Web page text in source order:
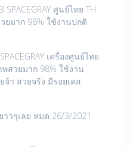
SPACEGRAY ศูนย์ไทย TH
ยมาก 98% ใช้งานปกติ
เครื่องศูนย์ไทย
สวยมาก 98% ใช้งาน
า สวยจริง มีรอยเคส
วๆเลย หมด 26/3/2021